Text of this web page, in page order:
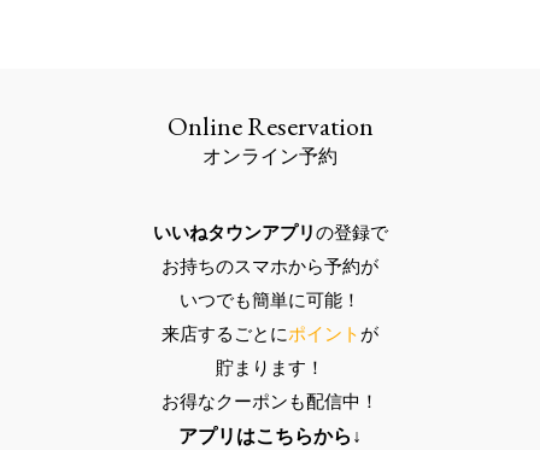
Online Reservation
オンライン予約
いいねタウンアプリの登録で
お持ちのスマホから予約が
いつでも簡単に可能 ！
来店するごとにポイント が
貯まります！
お得なクーポンも配信中！
アプリはこちらから↓